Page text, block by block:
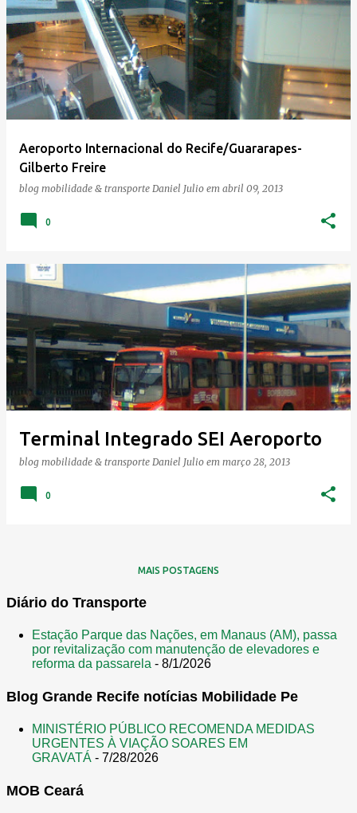
Aeroporto Internacional do Recife/Guararapes-
Gilberto Freire
blog mobilidade & transporte Daniel Julio em abril 09, 2013
0
Terminal Integrado SEI Aeroporto
blog mobilidade & transporte Daniel Julio em março 28, 2013
0
MAIS POSTAGENS
Diário do Transporte
Estação Parque das Nações, em Manaus (AM), passa
por revitalização com manutenção de elevadores e
reforma da passarela - 8/1/2026
Blog Grande Recife notícias Mobilidade Pe
MINISTÉRIO PÚBLICO RECOMENDA MEDIDAS
URGENTES À VIAÇÃO SOARES EM
GRAVATÁ - 7/28/2026
MOB Ceará